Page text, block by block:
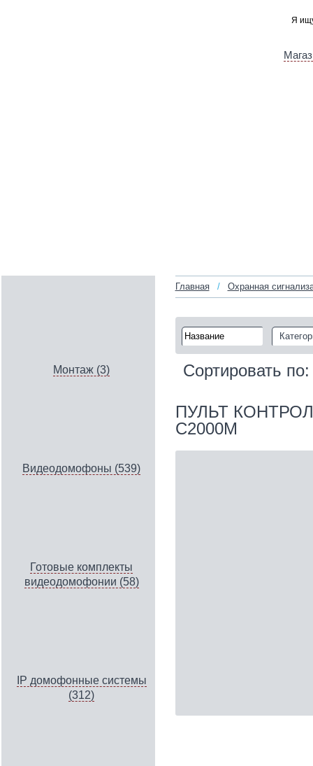
Монтаж (3)
Видеодомофоны (539)
Готовые комплекты
видеодомофонии (58)
IP домофонные системы
(312)
Главная / Охранная
Сортировать
ПУЛЬТ
С2000М